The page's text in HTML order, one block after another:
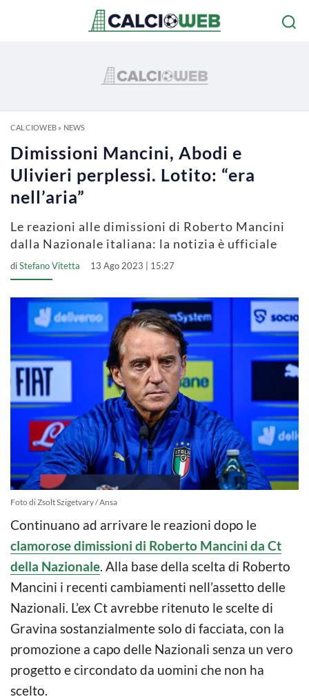
CALCIOWEB» NEWS
Dimissioni Mancini, Abodi e
Ulivieri perplessi. Lotito: “era
nell’aria”
Le reazioni alle dimissioni di Roberto Mancini
dalla Nazionale italiana: la notizia è ufficiale
diStefano Vitetta 13 Ago 2023 | 15:27
Foto di Zsolt Szigetvary / Ansa
Continuano ad arrivare le reazioni dopo le
clamorose dimissioni di Roberto Mancini da Ct
della Nazionale. Alla base della scelta di Roberto
Mancini i recenti cambiamenti nell’assetto delle
Nazionali. L’ex Ct avrebbe ritenuto le scelte di
Gravina sostanzialmente solo di facciata, con la
promozione a capo delle Nazionali senza un vero
progetto e circondato da uomini che non ha
scelto.